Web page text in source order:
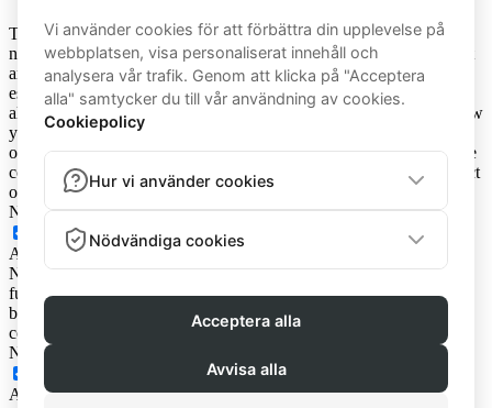
This website uses cookies to improve your experience while you
navigate through the website. Out of these cookies, the cookies that
are categorized as necessary are stored on your browser as they are
essential for the working of basic functionalities of the website. We
also use third-party cookies that help us analyze and understand how
you use this website. These cookies will be stored in your browser
only with your consent. You also have the option to opt-out of these
cookies. But opting out of some of these cookies may have an effect
on your browsing experience.
Necessary
Necessary
Always Enabled
Necessary cookies are absolutely essential for the website to
function properly. This category only includes cookies that ensures
basic functionalities and security features of the website. These
cookies do not store any personal information.
Non-necessary
Any cookies that may not be particularly necessary for the website